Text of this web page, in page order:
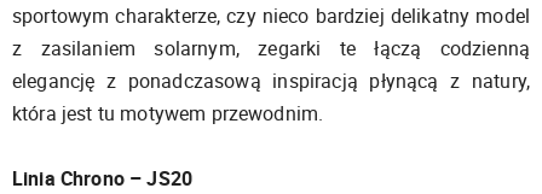
sportowym charakterze, czy nieco bardziej delikatny model
z zasilaniem solarnym, zegarki te łączą codzienną
elegancję z ponadczasową inspiracją płynącą z natury,
która jest tu motywem przewodnim.
Linia Chrono – JS20